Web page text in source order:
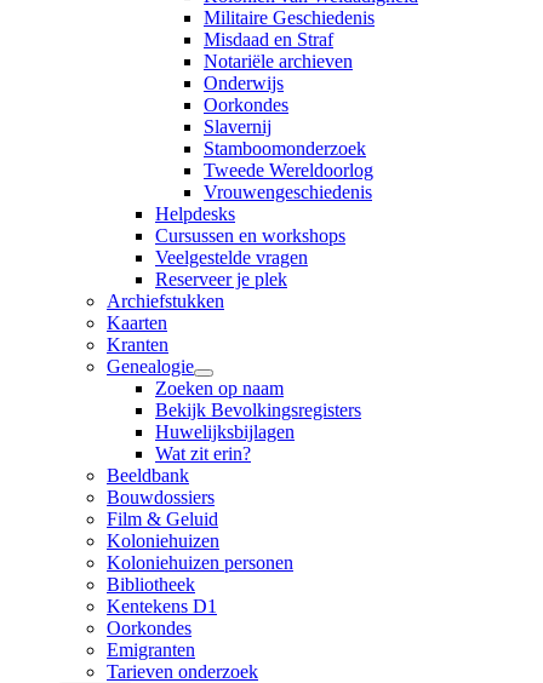
Militaire Geschiedenis
Misdaad en Straf
Notariële archieven
Onderwijs
Oorkondes
Slavernij
Stamboomonderzoek
Tweede Wereldoorlog
Vrouwengeschiedenis
Helpdesks
Cursussen en workshops
Veelgestelde vragen
Reserveer je plek
Archiefstukken
Kaarten
Kranten
Genealogie
Zoeken op naam
Bekijk Bevolkingsregisters
Huwelijksbijlagen
Wat zit erin?
Beeldbank
Bouwdossiers
Film & Geluid
Koloniehuizen
Koloniehuizen personen
Bibliotheek
Kentekens D1
Oorkondes
Emigranten
Tarieven onderzoek